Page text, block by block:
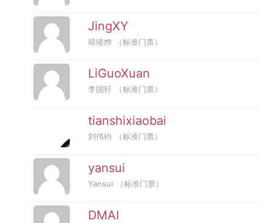
JingXY
靖绪烨 （标准门票）
LiGuoXuan
李国轩 （标准门票）
tianshixiaobai
刘伟钧 （标准门票）
yansui
Yansui （标准门票）
DMAI